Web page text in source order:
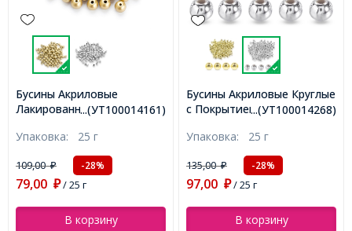
...(УТ100014268)
Бусины Акриловые Круглые
с Покрытием Металлик,
1.5мм, около 100шт/25г,
(УТ100014268)
Упаковка: 25 г
135,00₽ -28%
97,00 ₽/ 25 г
В корзину
...(УТ100014270)
Бусины Акриловые с
Покрытием Металлик
Отверстие 1мм, около
700шт/25г, (УТ100014270)
Упаковка: 25 г
173,00₽ -32%
117,00 ₽/ 25 г
В корзину